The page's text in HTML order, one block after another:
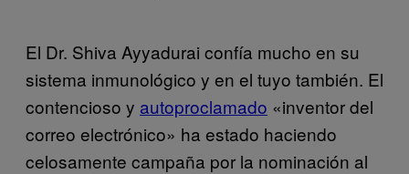
El Dr. Shiva Ayyadurai confía mucho en su
sistema inmunológico y en el tuyo también. El
contencioso y autoproclamado «inventor del
correo electrónico» ha estado haciendo
celosamente campaña por la nominación al